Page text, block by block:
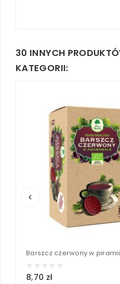
30 INNYCH
KATEGORII:
keyboard_arrow_left
8,70 zł